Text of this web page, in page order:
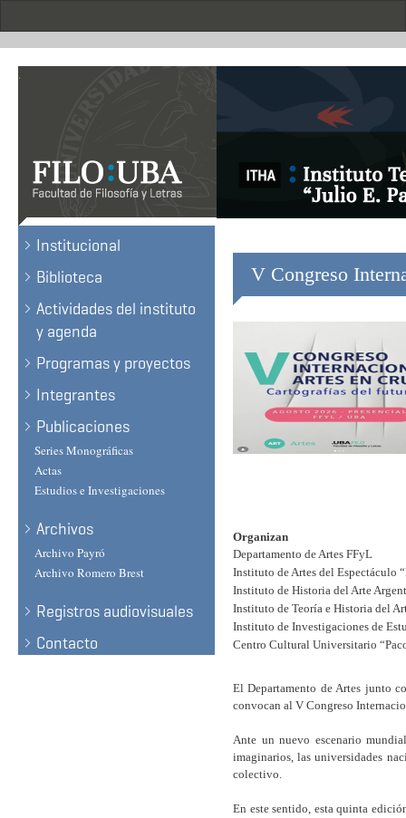
.
Institucional
Biblioteca
Actividades del instituto
y agenda
Programas y proyectos
Integrantes
Publicaciones
Series Monográficas
Actas
Estudios e Investigaciones
Archivos
Archivo Payró
Archivo Romero Brest
Registros audiovisuales
Contacto
V Congreso
Organizan
Departamento de Artes FFyL
Instituto de Artes del Espectáculo
Instituto de Historia del Arte
Instituto de Teoría e Historia del
Instituto de Investigaciones de
Centro Cultural Universitario
El Departamento de Artes junto
convocan al V Congreso
Ante un nuevo escenario
imaginarios, las universidades
colectivo.
En este sentido, esta quinta